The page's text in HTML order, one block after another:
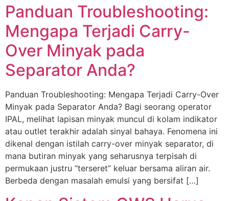
Panduan Troubleshooting:
Mengapa Terjadi Carry-
Over Minyak pada
Separator Anda?
Panduan Troubleshooting: Mengapa Terjadi Carry-Over
Minyak pada Separator Anda? Bagi seorang operator
IPAL, melihat lapisan minyak muncul di kolam indikator
atau outlet terakhir adalah sinyal bahaya. Fenomena ini
dikenal dengan istilah carry-over minyak separator, di
mana butiran minyak yang seharusnya terpisah di
permukaan justru “terseret” keluar bersama aliran air.
Berbeda dengan masalah emulsi yang bersifat […]